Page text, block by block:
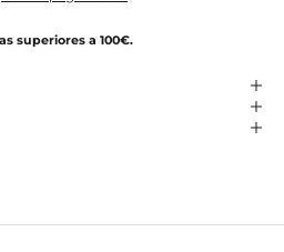
superiores a 100€.